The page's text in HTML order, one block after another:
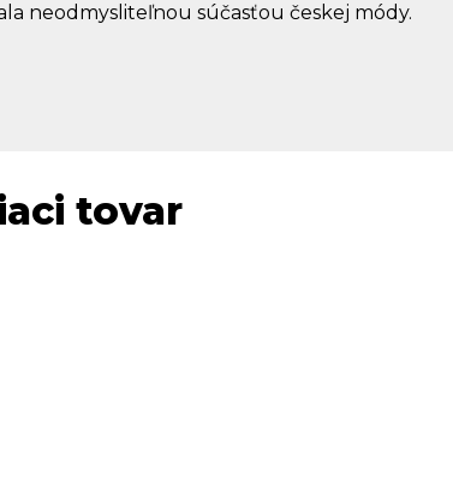
neodmysliteľnou súčasťou českej módy.
tovar